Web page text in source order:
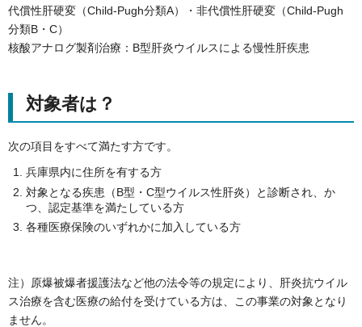
代償性肝硬変（Child-Pugh分類A）・非代償性肝硬変（Child-Pugh
分類B・C）
核酸アナログ製剤治療：B型肝炎ウイルスによる慢性肝疾患
対象者は？
次の項目をすべて満たす方です。
兵庫県内に住所を有する方
対象となる疾患（B型・C型ウイルス性肝炎）と診断され、か
つ、認定基準を満たしている方
各種医療保険のいずれかに加入している方
注）原爆被爆者援護法など他の法令等の規定により、肝炎抗ウイル
ス治療を含む医療の給付を受けている方は、この事業の対象となり
ません。